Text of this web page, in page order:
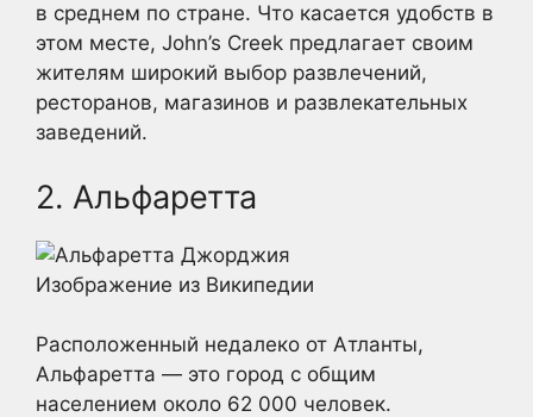
в среднем по стране. Что касается удобств в
этом месте, John’s Creek предлагает своим
жителям широкий выбор развлечений,
ресторанов, магазинов и развлекательных
заведений.
2. Альфаретта
Изображение из Википедии
Расположенный недалеко от Атланты,
Альфаретта — это город с общим
населением около 62 000 человек.